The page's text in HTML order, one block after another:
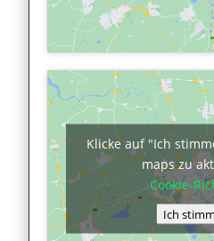
Klicke auf "Ich
maps zu
Cookie-
Ich